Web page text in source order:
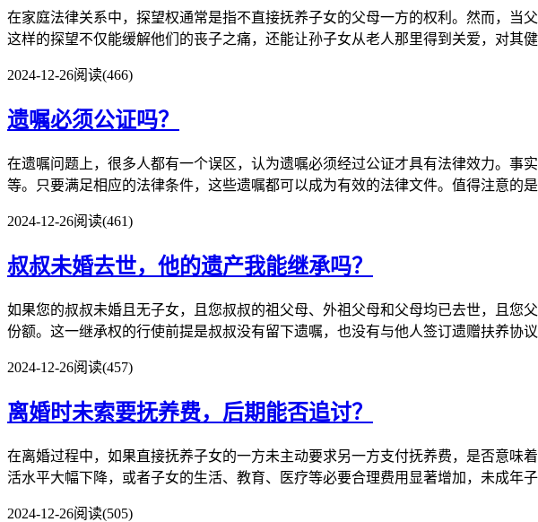
在家庭法律关系中，探望权通常是指不直接抚养子女的父母一方的权利。然而，当
这样的探望不仅能缓解他们的丧子之痛，还能让孙子女从老人那里得到关爱，对其
2024-12-26阅读(466)
遗嘱必须公证吗？
在遗嘱问题上，很多人都有一个误区，认为遗嘱必须经过公证才具有法律效力。
等。只要满足相应的法律条件，这些遗嘱都可以成为有效的法律文件。值得注意的
2024-12-26阅读(461)
叔叔未婚去世，他的遗产我能继承吗？
如果您的叔叔未婚且无子女，且您叔叔的祖父母、外祖父母和父母均已去世，且
份额。这一继承权的行使前提是叔叔没有留下遗嘱，也没有与他人签订遗赠扶养协
2024-12-26阅读(457)
离婚时未索要抚养费，后期能否追讨？
在离婚过程中，如果直接抚养子女的一方未主动要求另一方支付抚养费，是否意
活水平大幅下降，或者子女的生活、教育、医疗等必要合理费用显著增加，未成年
2024-12-26阅读(505)